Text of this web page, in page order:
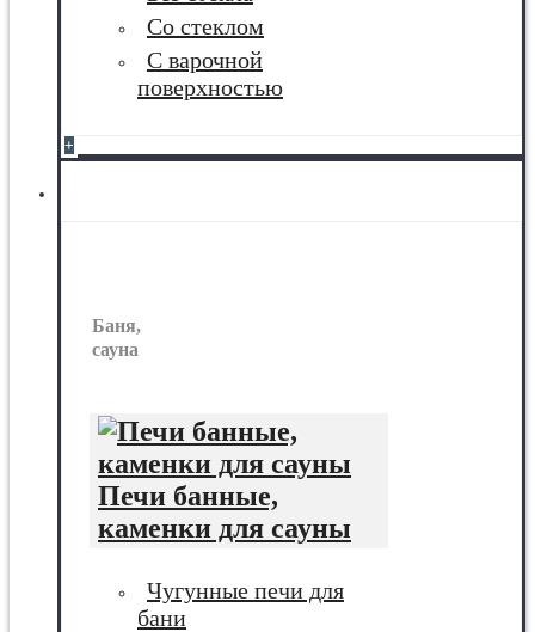
Со стеклом
С варочной
поверхностью
+
Баня,
сауна
Печи банные,
каменки для сауны
Чугунные печи для
бани